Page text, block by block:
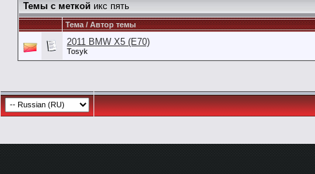
Темы с меткой икс пять
Тема / Автор темы
2011 BMW X5 (E70)
Tosyk